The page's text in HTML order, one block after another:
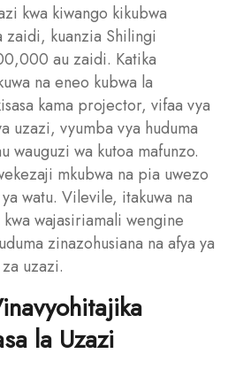
kwa kiwango kikubwa
zaidi, kuanzia Shilingi
au zaidi. Katika
na eneo kubwa la
kama projector, vifaa vya
uzazi, vyumba vya huduma
wauguzi wa kutoa mafunzo.
mkubwa na pia uwezo
watu. Vilevile, itakuwa na
wajasiriamali wengine
zinazohusiana na afya ya
uzazi.
la Uzazi